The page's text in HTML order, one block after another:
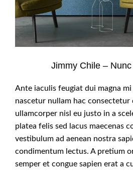
Jimmy Chile –
Ante iaculis feugiat dui magna mi
nascetur nullam hac consectetur
ullamcorper nisl eu justo in a
platea felis sed lacus maecenas
vestibulum ad aenean nostra
condimentum lectus. A pretium
semper et congue sapien erat a